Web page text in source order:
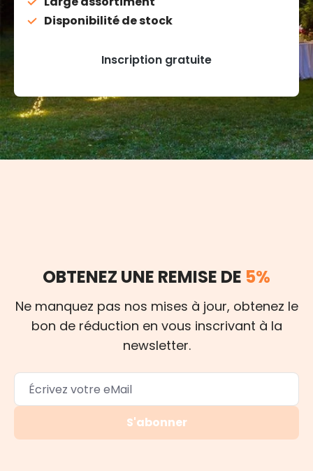
Disponibilité de stock
Inscription gratuite
OBTENEZ UNE REMISE DE 5%
Ne manquez pas nos mises à jour, obtenez le
bon de réduction en vous inscrivant à la
newsletter.
S'abonner